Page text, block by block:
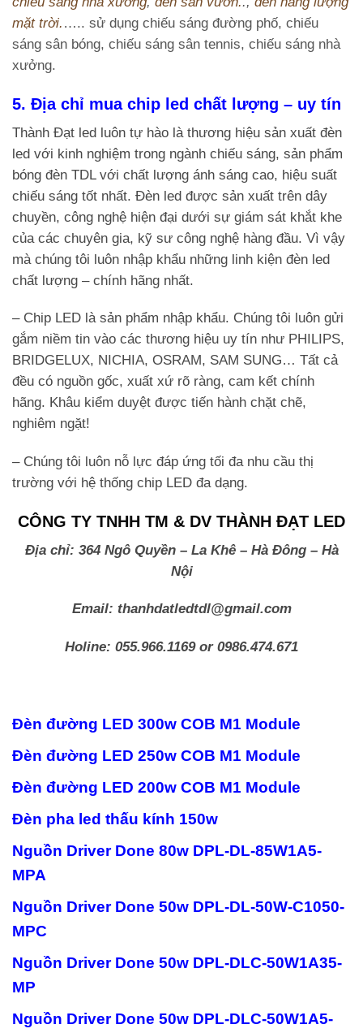
mặt trời. ….. sử dụng chiếu sáng đường phố, chiếu
sáng sân bóng, chiếu sáng sân tennis, chiếu sáng nhà
xưởng.
5. Địa chỉ mua chip led chất lượng – uy tín
Thành Đạt led luôn tự hào là thương hiệu sản xuất đèn
led với kinh nghiệm trong ngành chiếu sáng, sản phẩm
bóng đèn TDL với chất lượng ánh sáng cao, hiệu suất
chiếu sáng tốt nhất. Đèn led được sản xuất trên dây
chuyền, công nghệ hiện đại dưới sự giám sát khắt khe
của các chuyên gia, kỹ sư công nghệ hàng đầu. Vì vậy
mà chúng tôi luôn nhập khẩu những linh kiện đèn led
chất lượng – chính hãng nhất.
– Chip LED là sản phẩm nhập khẩu. Chúng tôi luôn gửi
gắm niềm tin vào các thương hiệu uy tín như PHILIPS,
BRIDGELUX, NICHIA, OSRAM, SAM SUNG… Tất cả
đều có nguồn gốc, xuất xứ rõ ràng, cam kết chính
hãng. Khâu kiểm duyệt được tiến hành chặt chẽ,
nghiêm ngặt!
– Chúng tôi luôn nỗ lực đáp ứng tối đa nhu cầu thị
trường với hệ thống chip LED đa dạng.
CÔNG TY TNHH TM & DV THÀNH ĐẠT LED
Địa chỉ: 364 Ngô Quyền – La Khê – Hà Đông – Hà
Nội
Email: thanhdatledtdl@gmail.com
Holine: 055.966.1169 or 0986.474.671
Đèn đường LED 300w COB M1 Module
Đèn đường LED 250w COB M1 Module
Đèn đường LED 200w COB M1 Module
Đèn pha led thấu kính 150w
Nguồn Driver Done 80w DPL-DL-85W1A5-
MPA
Nguồn Driver Done 50w DPL-DL-50W-C1050-
MPC
Nguồn Driver Done 50w DPL-DLC-50W1A35-
MP
Nguồn Driver Done 50w DPL-DLC-50W1A5-